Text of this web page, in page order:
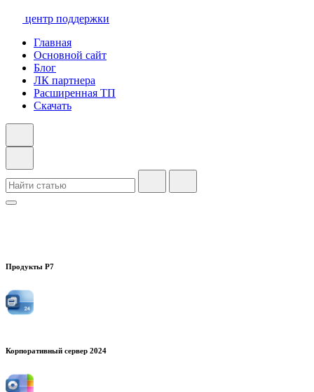
центр поддержки
Главная
Основной сайт
Блог
ЛК партнера
Расширенная ТП
Скачать
Продукты Р7
Корпоративный сервер 2024